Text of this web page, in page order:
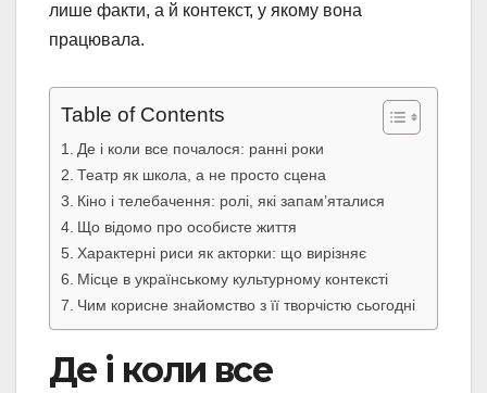
лише факти, а й контекст, у якому вона
працювала.
Table of Contents
Де і коли все почалося: ранні роки
Театр як школа, а не просто сцена
Кіно і телебачення: ролі, які запам’яталися
Що відомо про особисте життя
Характерні риси як акторки: що вирізняє
Місце в українському культурному контексті
Чим корисне знайомство з її творчістю сьогодні
Де і коли все